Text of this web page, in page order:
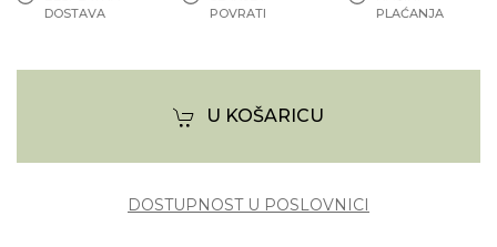
DOSTAVA
POVRATI
PLAĆANJA
U KOŠARICU
DOSTUPNOST U POSLOVNICI